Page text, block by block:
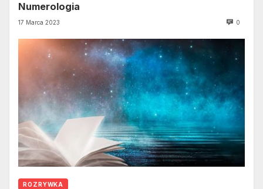
Numerologia
17 Marca 2023 0
ROZRYWKA